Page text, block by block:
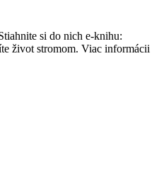
si do nich e-knihu:
život stromom. Viac informácii